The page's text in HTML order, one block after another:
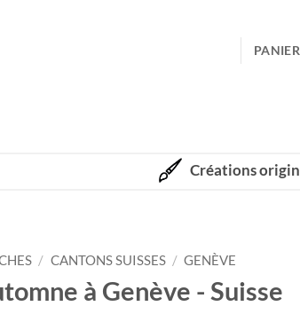
Créations
/ CANTONS SUISSES / GENÈVE
à Genève - Suisse